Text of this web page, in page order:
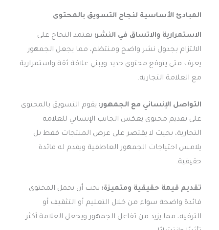
المبادئ الأساسية لنجاح التسويق بالمحتوى
الاستمرارية والاتساق في النشر: يعتمد النجاح على
الالتزام بجدول نشر واضح ومنتظم، مما يجعل الجمهور
يعرف متى يتوقع محتوى جديد ويبني علاقة ثقة واستمرارية
مع العلامة التجارية.
التواصل الإنساني مع الجمهور: يقوم التسويق بالمحتوى
على تقديم محتوى يعكس الجانب الإنساني للعلامة
التجارية، بحيث لا يقتصر على عرض المنتجات فقط بل
يلامس احتياجات الجمهور العاطفية ويقدم له فائدة
حقيقية.
تقديم قيمة حقيقية ومتميزة: يجب أن يحمل المحتوى
فائدة واضحة سواء من خلال التعليم أو التثقيف أو
الترفيه، مما يزيد من تفاعل الجمهور ويجعل العلامة أكثر